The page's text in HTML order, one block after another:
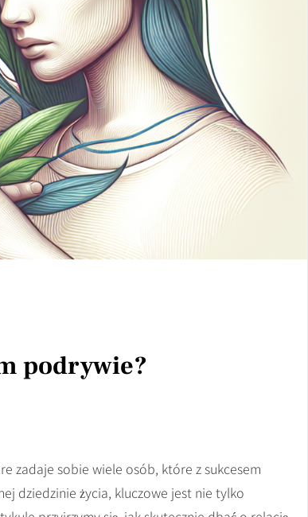
podrywie?
zadaje sobie wiele osób, które z sukcesem
dziedzinie życia, kluczowe jest nie tylko